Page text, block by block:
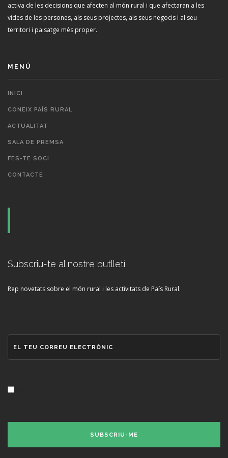
activa de les decisions que afecten al món rural i que afectaran a les
vides de les persones, als seus projectes, als seus negocis i al seu
territori i paisatge més proper.
MENÚ
INICI
CONEIX PAÍS RURAL
ACTUALITAT
SALA DE PREMSA
FES-TE SOCI
CONTACTE
Subscriu-te al nostre butlletí
Rep novetats sobre el món rural i les activitats de País Rural.